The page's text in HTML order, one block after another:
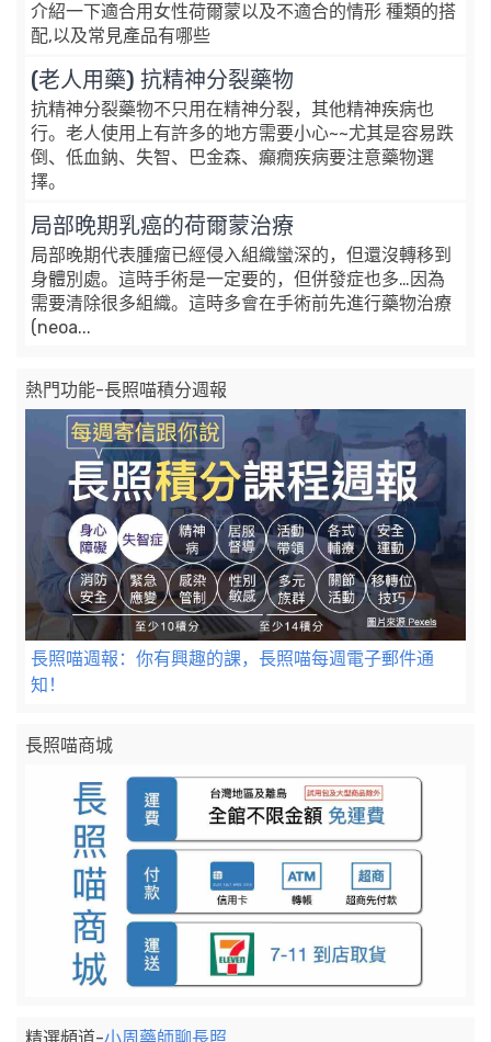
介紹一下適合用女性荷爾蒙以及不適合的情形 種類的搭
配,以及常見產品有哪些
(老人用藥) 抗精神分裂藥物
抗精神分裂藥物不只用在精神分裂，其他精神疾病也
行。老人使用上有許多的地方需要小心~~尤其是容易跌
倒、低血鈉、失智、巴金森、癲癇疾病要注意藥物選
擇。
局部晚期乳癌的荷爾蒙治療
局部晚期代表腫瘤已經侵入組織蠻深的，但還沒轉移到
身體別處。這時手術是一定要的，但併發症也多…因為
需要清除很多組織。這時多會在手術前先進行藥物治療
(neoa...
熱門功能-長照喵積分週報
長照喵週報：你有興趣的課，長照喵每週電子郵件通
知！
長照喵商城
精選頻道-小周藥師聊長照